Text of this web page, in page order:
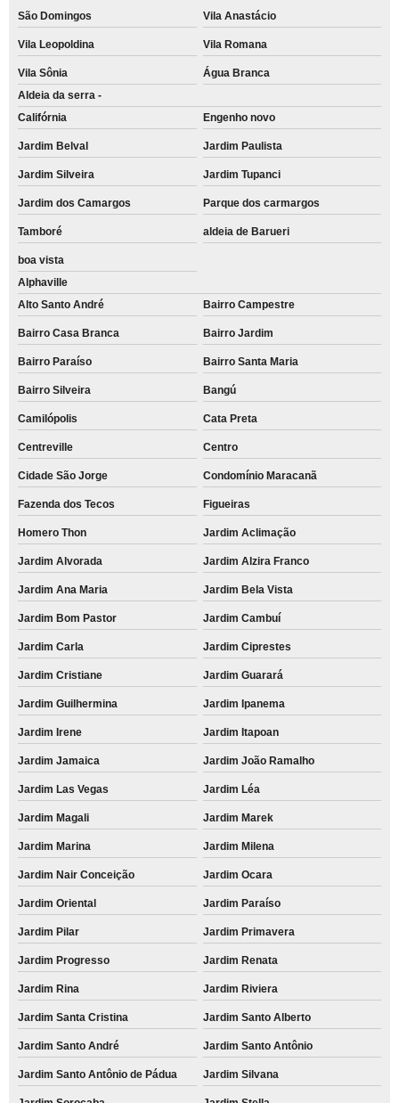
São Domingos Vila Anastácio
Vila Leopoldina Vila Romana
Vila Sônia
Água Branca
Aldeia da serra -
Califórnia
Engenho novo
Jardim Belval Jardim Paulista
Jardim Silveira Jardim Tupanci
Jardim dos Camargos Parque dos carmargos
Tamboré aldeia de Barueri
boa vista
Alphaville
Alto Santo André
Bairro Campestre
Bairro Casa Branca Bairro Jardim
Bairro Paraíso Bairro Santa Maria
Bairro Silveira Bangú
Camilópolis Cata Preta
Centreville Centro
Cidade São Jorge Condomínio Maracanã
Fazenda dos Tecos Figueiras
Homero Thon Jardim Aclimação
Jardim Alvorada Jardim Alzira Franco
Jardim Ana Maria Jardim Bela Vista
Jardim Bom Pastor Jardim Cambuí
Jardim Carla Jardim Ciprestes
Jardim Cristiane Jardim Guarará
Jardim Guilhermina Jardim Ipanema
Jardim Irene Jardim Itapoan
Jardim Jamaica Jardim João Ramalho
Jardim Las Vegas Jardim Léa
Jardim Magali Jardim Marek
Jardim Marina Jardim Milena
Jardim Nair Conceição Jardim Ocara
Jardim Oriental Jardim Paraíso
Jardim Pilar Jardim Primavera
Jardim Progresso Jardim Renata
Jardim Rina Jardim Riviera
Jardim Santa Cristina Jardim Santo Alberto
Jardim Santo André Jardim Santo Antônio
Jardim Santo Antônio de Pádua Jardim Silvana